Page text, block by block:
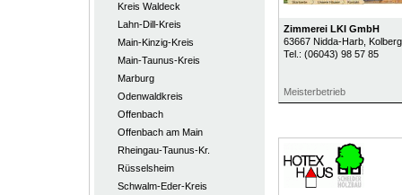
Kreis Waldeck
Lahn-Dill-Kreis
Main-Kinzig-Kreis
Main-Taunus-Kreis
Marburg
Odenwaldkreis
Offenbach
Offenbach am Main
Rheingau-Taunus-Kr.
Rüsselsheim
Schwalm-Eder-Kreis
Zimmerei LKI GmbH
63667 Nidda-Harb,
Tel.: (06043) 98 57 85
Meisterbetrieb